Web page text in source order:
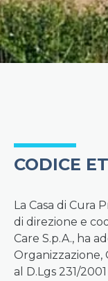
CODICE
La Casa di Cura
di direzione e
Care S.p.A., ha
Organizzazione,
al D.Lgs 231/